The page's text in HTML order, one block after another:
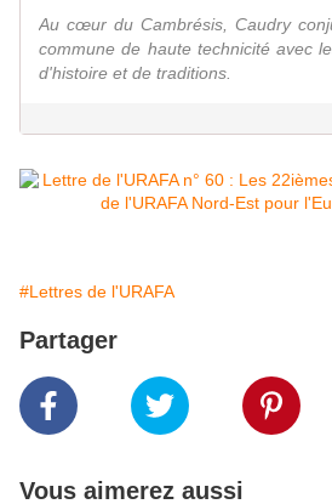
Au cœur du Cambrésis, Caudry
commune de haute technicité avec
d'histoire et de traditions.
#Lettres de l'URAFA
Partager
Vous aimerez aussi